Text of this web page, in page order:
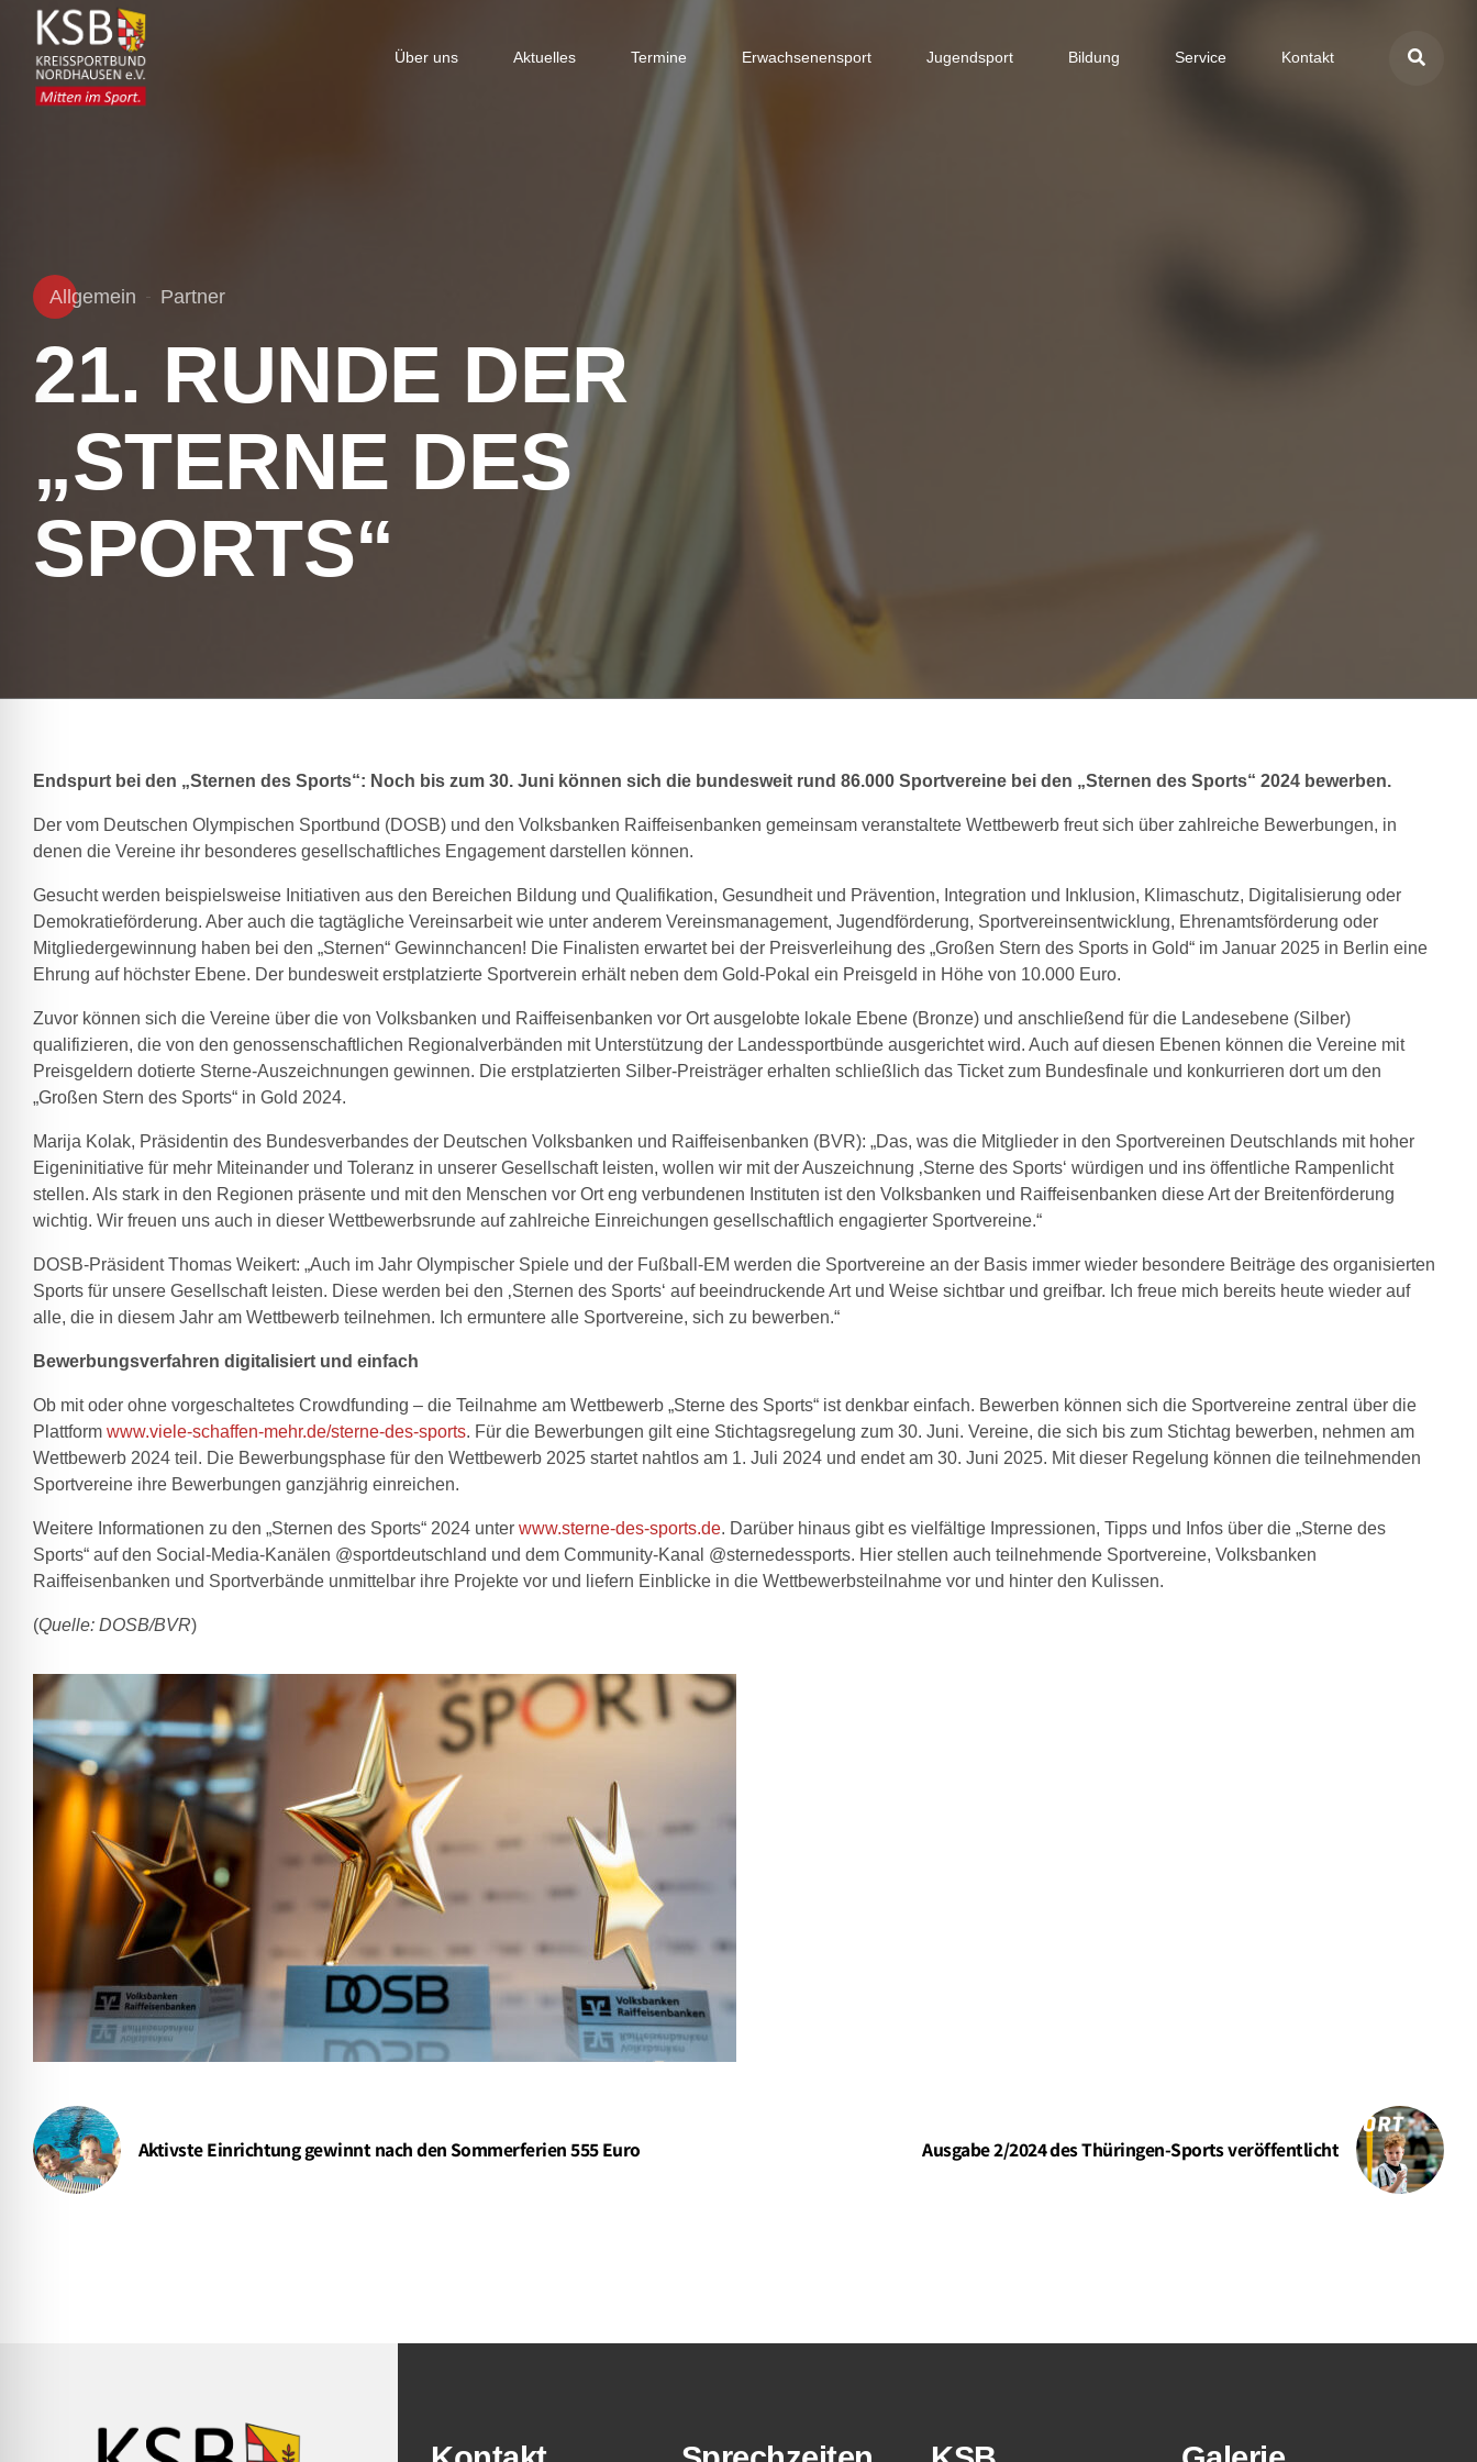
Über uns Aktuelles Termine Erwachsenensport Jugendsport Bildung Service Kontakt
Allgemein Partner
21. RUNDE DER
„STERNE DES
SPORTS“
Endspurt bei den „Sternen des Sports“: Noch bis zum 30. Juni können sich die bundesweit rund 86.000 Sportvereine bei den „Sternen des Sports“ 2024 bewerben.
Der vom Deutschen Olympischen Sportbund (DOSB) und den Volksbanken Raiffeisenbanken gemeinsam veranstaltete Wettbewerb freut sich über zahlreiche Bewerbungen, in
denen die Vereine ihr besonderes gesellschaftliches Engagement darstellen können.
Gesucht werden beispielsweise Initiativen aus den Bereichen Bildung und Qualifikation, Gesundheit und Prävention, Integration und Inklusion, Klimaschutz, Digitalisierung oder
Demokratieförderung. Aber auch die tagtägliche Vereinsarbeit wie unter anderem Vereinsmanagement, Jugendförderung, Sportvereinsentwicklung, Ehrenamtsförderung oder
Mitgliedergewinnung haben bei den „Sternen“ Gewinnchancen! Die Finalisten erwartet bei der Preisverleihung des „Großen Stern des Sports in Gold“ im Januar 2025 in Berlin eine
Ehrung auf höchster Ebene. Der bundesweit erstplatzierte Sportverein erhält neben dem Gold-Pokal ein Preisgeld in Höhe von 10.000 Euro.
Zuvor können sich die Vereine über die von Volksbanken und Raiffeisenbanken vor Ort ausgelobte lokale Ebene (Bronze) und anschließend für die Landesebene (Silber)
qualifizieren, die von den genossenschaftlichen Regionalverbänden mit Unterstützung der Landessportbünde ausgerichtet wird. Auch auf diesen Ebenen können die Vereine mit
Preisgeldern dotierte Sterne-Auszeichnungen gewinnen. Die erstplatzierten Silber-Preisträger erhalten schließlich das Ticket zum Bundesfinale und konkurrieren dort um den
„Großen Stern des Sports“ in Gold 2024.
Marija Kolak, Präsidentin des Bundesverbandes der Deutschen Volksbanken und Raiffeisenbanken (BVR): „Das, was die Mitglieder in den Sportvereinen Deutschlands mit hoher
Eigeninitiative für mehr Miteinander und Toleranz in unserer Gesellschaft leisten, wollen wir mit der Auszeichnung ‚Sterne des Sports‘ würdigen und ins öffentliche Rampenlicht
stellen. Als stark in den Regionen präsente und mit den Menschen vor Ort eng verbundenen Instituten ist den Volksbanken und Raiffeisenbanken diese Art der Breitenförderung
wichtig. Wir freuen uns auch in dieser Wettbewerbsrunde auf zahlreiche Einreichungen gesellschaftlich engagierter Sportvereine.“
DOSB-Präsident Thomas Weikert: „Auch im Jahr Olympischer Spiele und der Fußball-EM werden die Sportvereine an der Basis immer wieder besondere Beiträge des organisierten
Sports für unsere Gesellschaft leisten. Diese werden bei den ‚Sternen des Sports‘ auf beeindruckende Art und Weise sichtbar und greifbar. Ich freue mich bereits heute wieder auf
alle, die in diesem Jahr am Wettbewerb teilnehmen. Ich ermuntere alle Sportvereine, sich zu bewerben.“
Bewerbungsverfahren digitalisiert und einfach
Ob mit oder ohne vorgeschaltetes Crowdfunding – die Teilnahme am Wettbewerb „Sterne des Sports“ ist denkbar einfach. Bewerben können sich die Sportvereine zentral über die
Plattform www.viele-schaffen-mehr.de/sterne-des-sports. Für die Bewerbungen gilt eine Stichtagsregelung zum 30. Juni. Vereine, die sich bis zum Stichtag bewerben, nehmen am
Wettbewerb 2024 teil. Die Bewerbungsphase für den Wettbewerb 2025 startet nahtlos am 1. Juli 2024 und endet am 30. Juni 2025. Mit dieser Regelung können die teilnehmenden
Sportvereine ihre Bewerbungen ganzjährig einreichen.
Weitere Informationen zu den „Sternen des Sports“ 2024 unter www.sterne-des-sports.de. Darüber hinaus gibt es vielfältige Impressionen, Tipps und Infos über die „Sterne des
Sports“ auf den Social-Media-Kanälen @sportdeutschland und dem Community-Kanal @sternedessports. Hier stellen auch teilnehmende Sportvereine, Volksbanken
Raiffeisenbanken und Sportverbände unmittelbar ihre Projekte vor und liefern Einblicke in die Wettbewerbsteilnahme vor und hinter den Kulissen.
(Quelle: DOSB/BVR)
Aktivste Einrichtung gewinnt nach den Sommerferien 555 Euro Ausgabe 2/2024 des Thüringen-Sports veröffentlicht